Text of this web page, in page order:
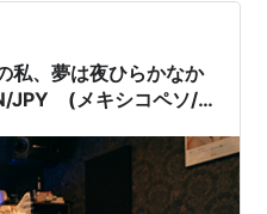
し、タワマンにでも住み
摩川の安いマンション
覆われている。 注文数…
私、夢は夜ひらかなか
JPY (メキシコペソ/